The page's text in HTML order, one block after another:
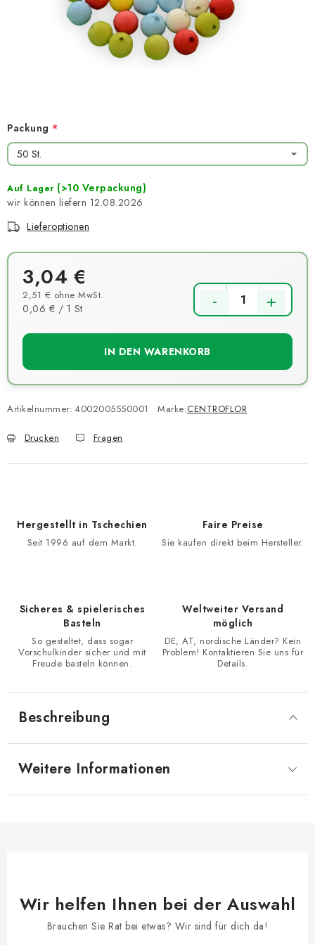
TIPY NA TVOŘENÍ
Datenschutzerklärung
Packung
Auf Lager (>10 Verpackung)
12.08.2026
Lieferoptionen
3,04 €
2,51 € ohne MwSt.
Verkaufspreis:
0,06 € / 1 St
IN DEN WARENKORB
Artikelnummer: 4002005550001 Marke:CENTROFLOR
Drucken Fragen
Hergestellt in Tschechien
Seit 1996 auf dem Markt.
Faire Preise
Sie kaufen direkt beim Hersteller.
Sicheres & spielerisches
Basteln
So gestaltet, dass sogar
Vorschulkinder sicher und mit
Freude basteln können.
Weltweiter Versand
möglich
DE, AT, nordische Länder? Kein
Problem! Kontaktieren Sie uns für
Details.
Beschreibung
Weitere Informationen
Wir helfen Ihnen bei der Auswahl
Brauchen Sie Rat bei etwas? Wir sind für dich da!